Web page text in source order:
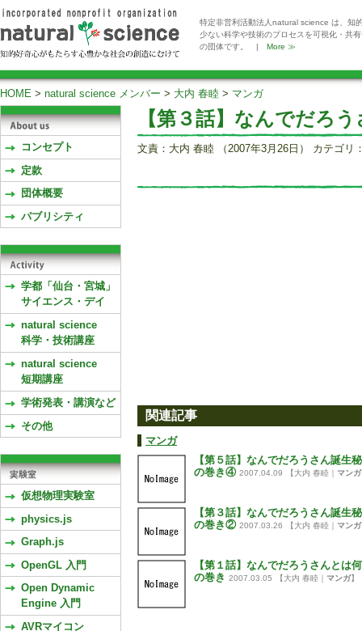
特定非営利活動法人natural science は、知
少ない科学や技術のプロセスを可視化・共
の団体です。 | More ≫
HOME > natural science メンバー > 大内 春睦 > マンガ
【第３話】なんでだろ
文責：大内 春睦 （2007年3月26日） カテゴリ
関連記事
マンガ
【第５話】なんでだろうさん誕生
の巻き④ 2007.04.09 【大内 春睦｜ マンガ
【第３話】なんでだろうさん誕生
の巻き② 2007.03.26 【大内 春睦｜ マンガ
【第１話】なんでだろうさんとは
の巻き 2007.03.05 【大内 春睦｜ マンガ】
コンセプト
定款
団体概要
パブリシティ
学都「仙台・宮城」
サイエンス・デイ
natural science
科学・技術講座
natural science
短期講座
学術発表・講演など
その他
仮想物理実験室
physics.js
Graph.js
OpenGL 入門
Open Dynamic
Engine 入門
AVRマイコン